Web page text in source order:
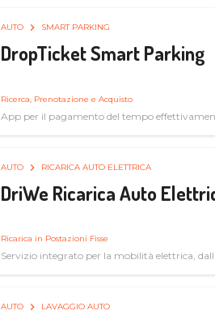
AUTO SMART PARKING
DropTicket Smart Parking
Ricerca, Prenotazione e Acquisto
App per il pagamento del tempo
AUTO RICARICA AUTO ELETTRICA
DriWe Ricarica Auto
Ricarica in Postazioni Fisse
Servizio integrato per la mobilità elettrica,
AUTO LAVAGGIO AUTO